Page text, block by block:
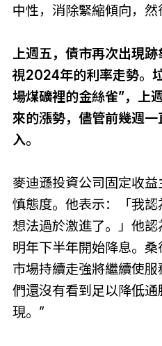
中性，消除緊縮傾向，然
上週五，債市再次出現
視2024年的利率走勢。
場煤礦裡的金絲雀”，上
來的漲勢，儘管前幾週
入。
麥迪遜投資公司固定收
慎態度。他表示：「我
想法過於激進了。」他
明年下半年開始降息。
市場持續走強將繼續使
們還沒有看到足以降低
現。”